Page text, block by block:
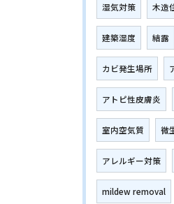
湿気対策 木造
建築湿度 結露
カビ発生場所
アトピ性皮膚炎
室内空気質 微
アレルギー対策
mildew removal